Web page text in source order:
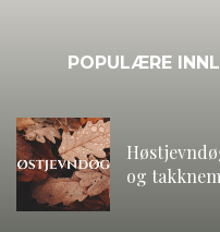
POPULÆRE
og